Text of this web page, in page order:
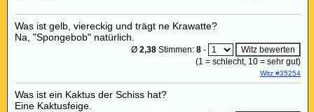
Was ist gelb, viereckig und trägt ne Krawatte?
Na, "Spongebob" natürlich.
Ø 2,38 Stimmen: 8 -
(1 = schlecht, 10 = sehr gut)
Witz #35254
Was ist ein Kaktus der Schiss hat?
Eine Kaktusfeige.